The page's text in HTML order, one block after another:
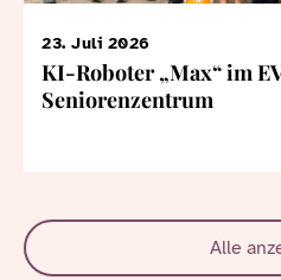
23. Juli 2026
KI-Roboter „Max“ im
Seniorenzentrum
Alle